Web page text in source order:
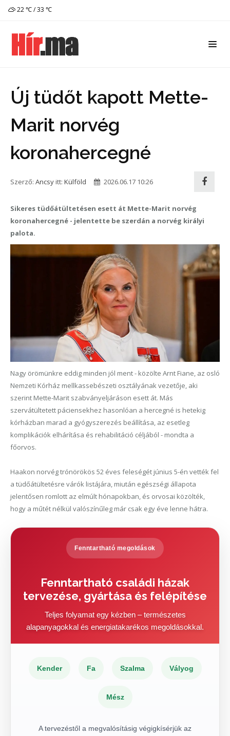
22 ℃ / 33 ℃
Új tüdőt kapott Mette-
Marit norvég
koronahercegné
Szerző: Ancsy itt: Külföld 2026.06.17 10:26
Sikeres tüdőátültetésen esett át Mette-Marit norvég
koronahercegné - jelentette be szerdán a norvég királyi
palota.
Nagy örömünkre eddig minden jól ment - közölte Arnt Fiane, az osló
Nemzeti Kórház mellkassebészeti osztályának vezetője, aki
szerint Mette-Marit szabványeljáráson esett át. Más
szervátültetett páciensekhez hasonlóan a hercegné is hetekig
kórházban marad a gyógyszerezés beállítása, az esetleg
komplikációk elhárítása és rehabilitáció céljából - mondta a
főorvos.
Haakon norvég trónörökös 52 éves feleségét június 5-én vették fel
a tüdőátültetésre várók listájára, miután egészségi állapota
jelentősen romlott az elmúlt hónapokban, és orvosai közölték,
hogy a műtét nélkül valószínűleg már csak egy éve lenne hátra.
Fenntartható megoldások
Fenntartható családi házak
tervezése, gyártása és felépítése
Teljes folyamat egy kézben – természetes
alapanyagokkal és energiatakarékos megoldásokkal.
Kender Fa Szalma Vályog
Mész
A tervezéstől a megvalósításig végigkísérjük az